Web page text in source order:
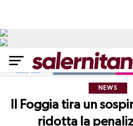
NEWS
Il Foggia tira un
ridotta la